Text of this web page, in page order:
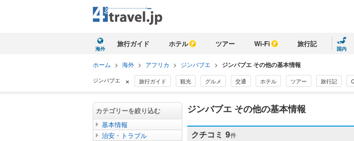
海外
旅行ガイド ホテル ツアー Wi-Fi 旅行記
国内
ホーム > 海外 > アフリカ > ジンバブエ > ジンバブエ その他の基本情報
ジンバブエ × 旅行ガイド 観光 グルメ 交通 ホテル ツアー 旅行記
ジンバブエ その他の基本情報
クチコミ 9件
カテゴリーを絞り込む
基本情報
治安・トラブル